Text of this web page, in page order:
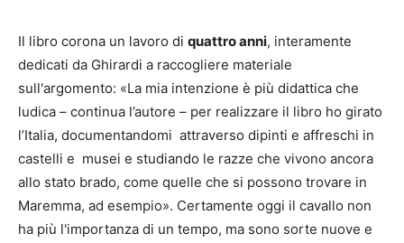
Il libro corona un lavoro di quattro anni, interamente
dedicati da Ghirardi a raccogliere materiale
sull'argomento: «La mia intenzione è più didattica che
ludica – continua l’autore – per realizzare il libro ho girato
l’Italia, documentandomi attraverso dipinti e affreschi in
castelli e musei e studiando le razze che vivono ancora
allo stato brado, come quelle che si possono trovare in
Maremma, ad esempio». Certamente oggi il cavallo non
ha più l'importanza di un tempo, ma sono sorte nuove e